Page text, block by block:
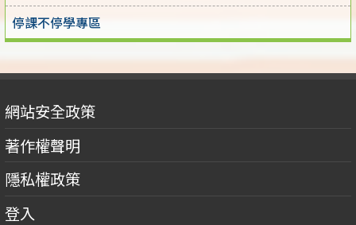
停課不停學專區
網站安全政策
著作權聲明
隱私權政策
登入